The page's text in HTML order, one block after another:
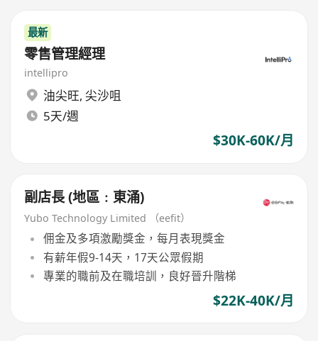
最新
零售管理經理
intellipro
油尖旺, 尖沙咀
5天/週
$30K-60K/月
副店長 (地區﹕東涌)
Yubo Technology Limited （eefit）
佣金及多項激勵獎金，每月表現獎金
有薪年假9-14天，17天公眾假期
專業的職前及在職培訓，良好晉升階梯
$22K-40K/月